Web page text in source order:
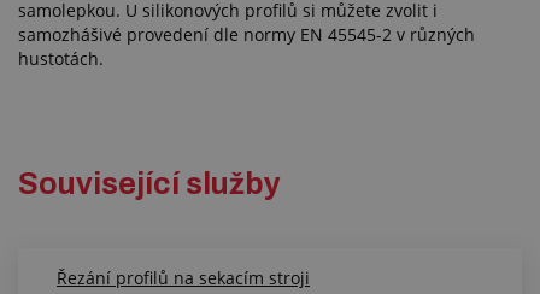
samolepkou. U silikonových profilů si můžete zvolit i
samozhášivé provedení dle normy EN 45545-2 v různých
hustotách.
Související služby
Řezání profilů na sekacím stroji